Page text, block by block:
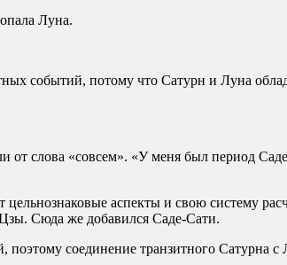
Луна.
событий, потому что Сатурн и Луна
от слова «совсем». «У меня был период
аспекты и свою систему
Сюда же добавился Саде-Сати.
соединение транзитного Сатурна